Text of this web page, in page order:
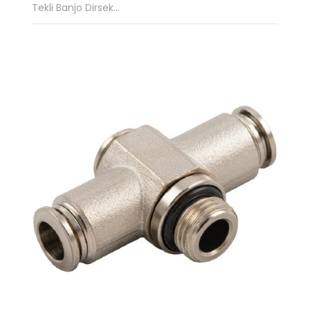
Tekli Banjo Dirsek...